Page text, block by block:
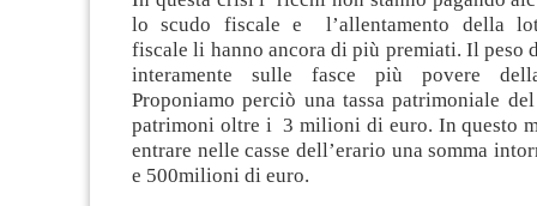
lo scudo fiscale e l’allentamento della
fiscale li hanno ancora di più premiati. Il peso
interamente sulle fasce più povere
Proponiamo perciò una tassa patrimoniale
patrimoni oltre i 3 milioni di euro. In questo
entrare nelle casse dell’erario una somma
e 500milioni di euro.